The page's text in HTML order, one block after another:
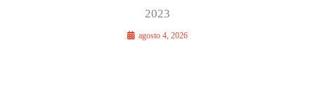
2023
agosto 4, 2026